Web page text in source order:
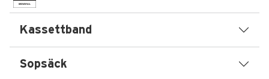
Kassettband
Sopsäck